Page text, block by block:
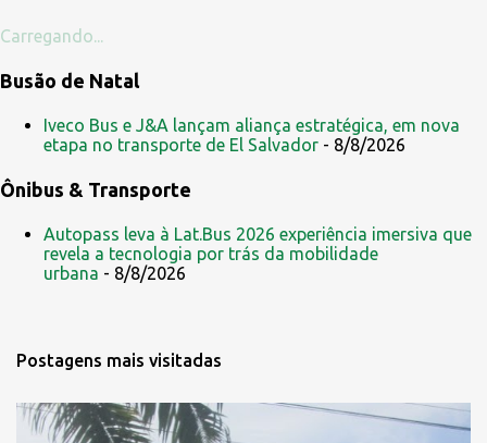
Carregando...
Busão de Natal
Iveco Bus e J&A lançam aliança estratégica, em nova
etapa no transporte de El Salvador - 8/8/2026
Ônibus & Transporte
Autopass leva à Lat.Bus 2026 experiência imersiva que
revela a tecnologia por trás da mobilidade
urbana - 8/8/2026
Postagens mais visitadas